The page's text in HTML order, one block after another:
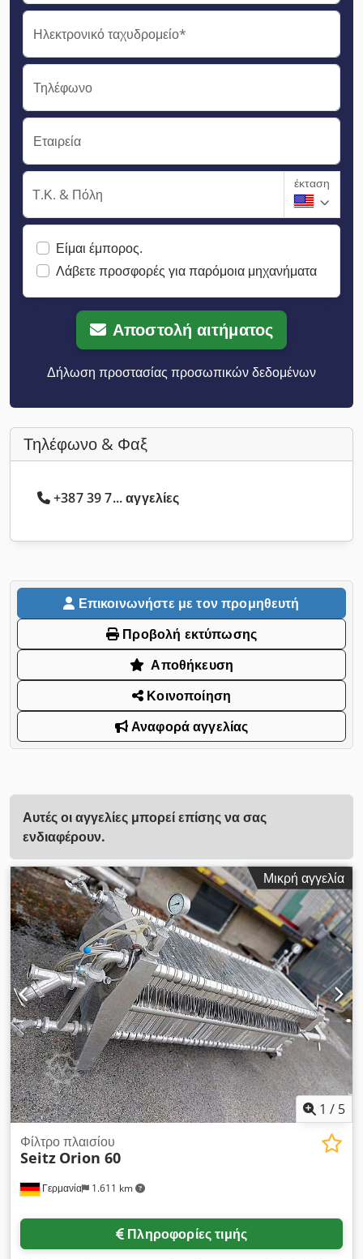
Ηλεκτρονικό ταχυδρομείο*
Τηλέφωνο
Εταιρεία
Τ.Κ. & Πόλη
έκταση
Είμαι έμπορος.
Λάβετε προσφορές για παρόμοια μηχανήματα
Αποστολή αιτήματος
Δήλωση προστασίας προσωπικών δεδομένων
Τηλέφωνο & Φαξ
+387 39 7... αγγελίες
Επικοινωνήστε με τον προμηθευτή
Προβολή εκτύπωσης
Αποθήκευση
Κοινοποίηση
Αναφορά αγγελίας
Αυτές οι αγγελίες μπορεί επίσης να σας
ενδιαφέρουν.
Μικρή αγγελία
1 / 5
Γερμανία 1.611 km
Φίλτρο πλαισίου
Seitz Orion 60
Πληροφορίες τιμής